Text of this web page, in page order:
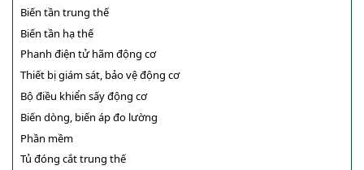
Biến tần trung thế
Biến tần hạ thế
Phanh điện tử hãm động cơ
Thiết bị giám sát, bảo vệ động cơ
Bộ điều khiển sấy động cơ
Biến dòng, biến áp đo lường
Phần mềm
Tủ đóng cắt trung thế